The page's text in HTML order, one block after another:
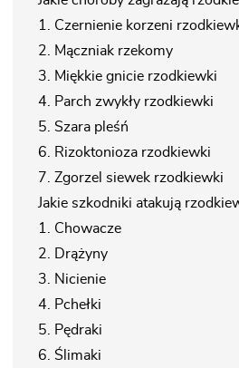
1. Czernienie korzeni
2. Mączniak rzekomy
3. Miękkie gnicie rzodkiewki
4. Parch zwykły rzodkiewki
5. Szara pleśń
6. Rizoktonioza rzodkiewki
7. Zgorzel siewek rzodkiewki
Jakie szkodniki atakują
1. Chowacze
2. Drążyny
3. Nicienie
4. Pchełki
5. Pędraki
6. Ślimaki